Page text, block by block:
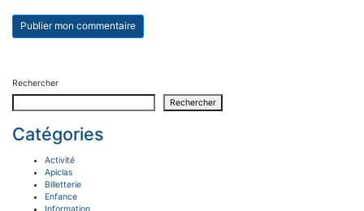
Rechercher
Rechercher
Catégories
Activité
Apiclas
Billetterie
Enfance